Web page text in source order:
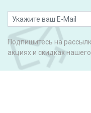
Подпишитесь на
акциях и скидках